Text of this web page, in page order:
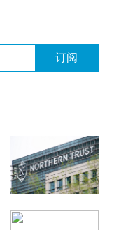
订阅